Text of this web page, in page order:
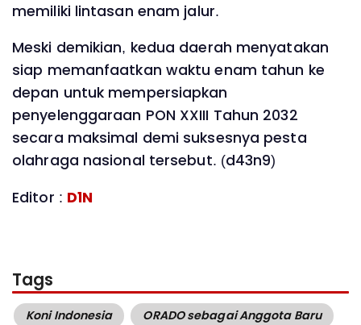
memiliki lintasan enam jalur.
Meski demikian, kedua daerah menyatakan
siap memanfaatkan waktu enam tahun ke
depan untuk mempersiapkan
penyelenggaraan PON XXIII Tahun 2032
secara maksimal demi suksesnya pesta
olahraga nasional tersebut. (d43n9)
Editor : D1N
Tags
Koni Indonesia
ORADO sebagai Anggota Baru